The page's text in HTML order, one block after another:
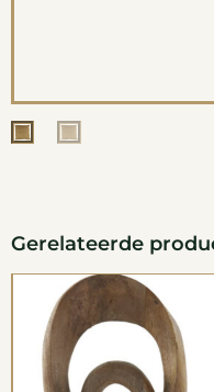
Gerelateerde